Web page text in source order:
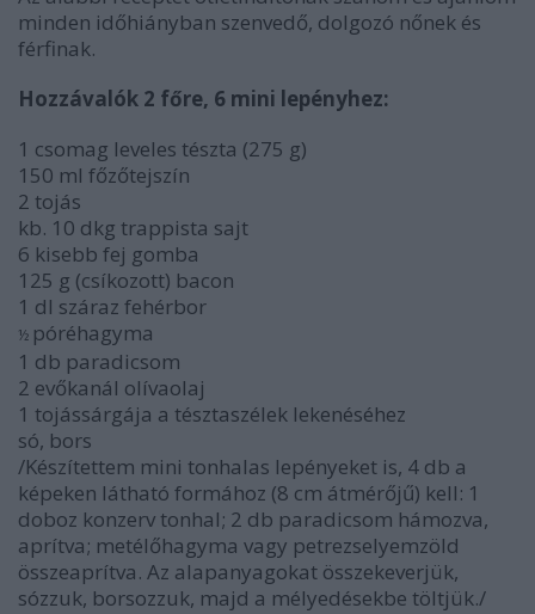
minden időhiányban szenvedő, dolgozó nőnek és
férfinak.
Hozzávalók 2 főre, 6 mini lepényhez:
1 csomag leveles tészta (275 g)
150 ml főzőtejszín
2 tojás
kb. 10 dkg trappista sajt
6 kisebb fej gomba
125 g (csíkozott) bacon
1 dl száraz fehérbor
½ póréhagyma
1 db paradicsom
2 evőkanál olívaolaj
1 tojássárgája a tésztaszélek lekenéséhez
só, bors
/Készítettem mini tonhalas lepényeket is, 4 db a
képeken látható formához (8 cm átmérőjű) kell: 1
doboz konzerv tonhal; 2 db paradicsom hámozva,
aprítva; metélőhagyma vagy petrezselyemzöld
összeaprítva. Az alapanyagokat összekeverjük,
sózzuk, borsozzuk, majd a mélyedésekbe töltjük./